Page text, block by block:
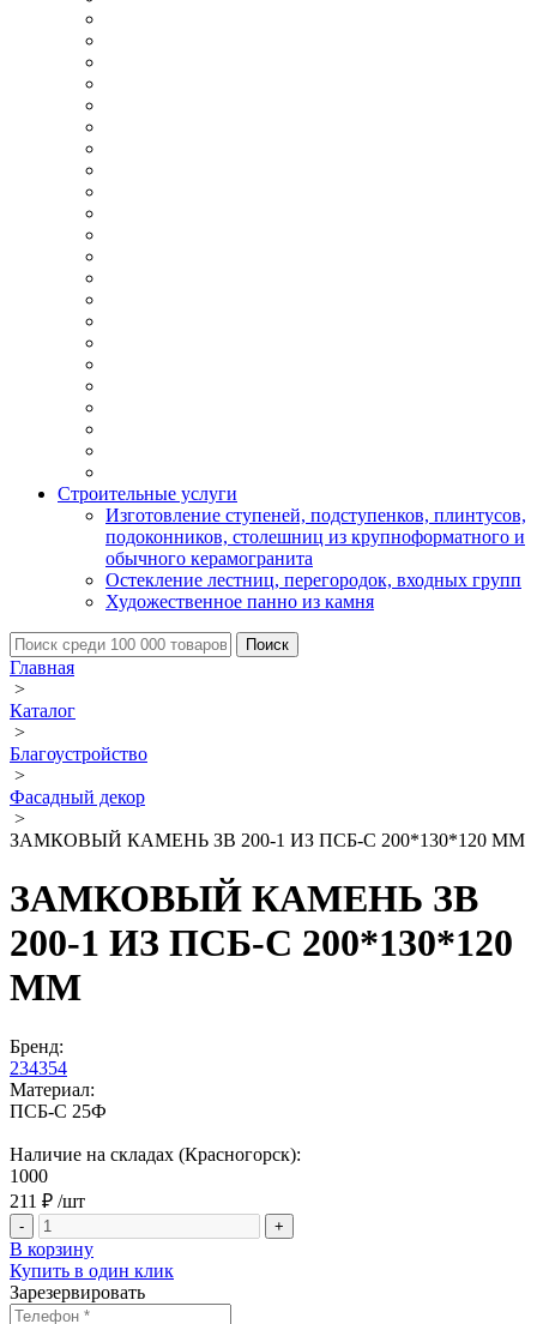
Строительные услуги
Изготовление ступеней, подступенков, плинтусов,
подоконников, столешниц из крупноформатного и
обычного керамогранита
Остекление лестниц, перегородок, входных групп
Художественное панно из камня
Главная
>
Каталог
>
Благоустройство
>
Фасадный декор
>
ЗАМКОВЫЙ КАМЕНЬ ЗВ 200-1 ИЗ ПСБ-С 200*130*120 ММ
ЗАМКОВЫЙ КАМЕНЬ ЗВ
200-1 ИЗ ПСБ-С 200*130*120
ММ
Бренд:
234354
Материал:
ПСБ-С 25Ф
Наличие на складах (Красногорск):
1000
211 ₽ /шт
- +
В корзину
Купить в один клик
Зарезервировать